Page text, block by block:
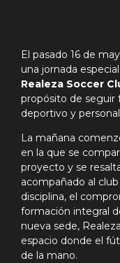
El pasado 16 de
una jornada
Realeza Soccer
propósito de seguir
deportivo y
La mañana
en la que se
proyecto y se
acompañado al
disciplina, el
formación integral
nueva sede,
espacio donde el
de la mano.